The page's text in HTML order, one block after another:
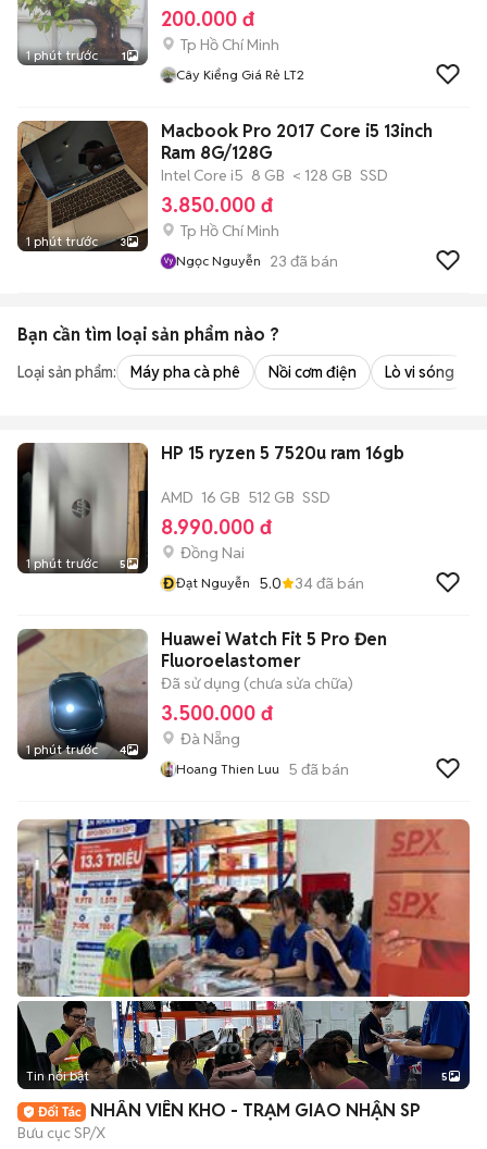
1 phút trước 1
200.000 đ
Tp Hồ Chí Minh
Cây Kiểng Giá Rẻ LT2
1 phút trước 3
Macbook Pro 2017 Core i5 13inch
Ram 8G/128G
Intel Core i5 8 GB < 128 GB SSD
3.850.000 đ
Tp Hồ Chí Minh
Ngọc Nguyễn 23 đã bán
Bạn cần tìm loại sản phẩm nào ?
Loại sản phẩm: Máy pha cà phê Nồi cơm điện Lò vi sóng
1 phút trước 5
HP 15 ryzen 5 7520u ram 16gb
AMD 16 GB 512 GB SSD
8.990.000 đ
Đồng Nai
ĐĐạt Nguyễn 5.0 34đã bán
1 phút trước 4
Huawei Watch Fit 5 Pro Đen
Fluoroelastomer
Đã sử dụng (chưa sửa chữa)
3.500.000 đ
Đà Nẵng
Hoang Thien Luu 5 đã bán
Tin nổi bật 5
NHÂN VIÊN KHO - TRẠM GIAO NHẬN SP
Bưu cục SP/X